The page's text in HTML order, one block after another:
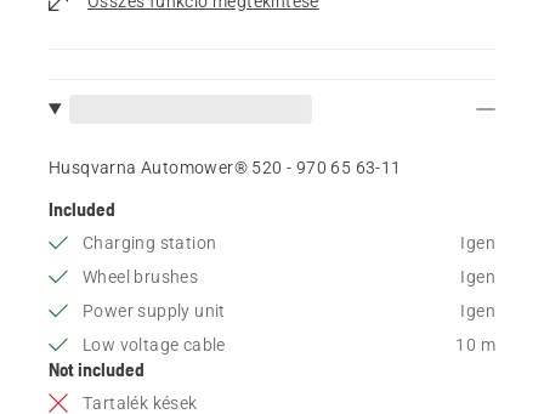
Husqvarna Automower® 520 - 970 65 63‑11
Included
Charging station
Igen
Wheel brushes
Igen
Power supply unit
Igen
Low voltage cable
10 m
Not included
Tartalék kések